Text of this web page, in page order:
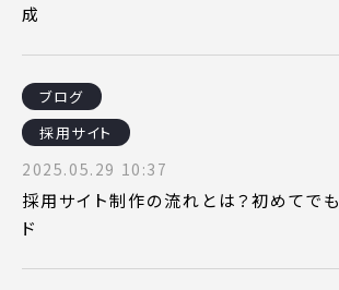
成
ブログ
採用サイト
2025.05.29 10:37
採用サイト制作の流れとは？初めてで
ド